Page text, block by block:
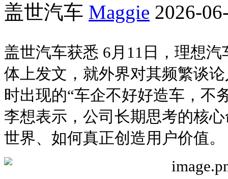
盖世汽车 Maggie 2026-
盖世汽车获悉 6月11日，理想
体上发文，就外界对其频繁谈
时出现的“车企不好好造车，不
李想表示，公司长期思考的核
世界、如何真正创造用户价值。